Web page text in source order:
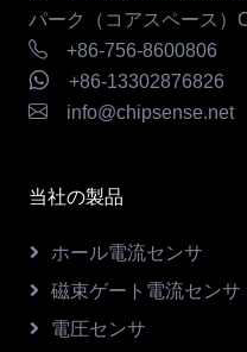
パーク（コアスペース）
+86-756-8600806
+86-13302876826
info@chipsense.net
当社の製品
ホール電流センサ
磁束ゲート電流センサ
電圧センサ